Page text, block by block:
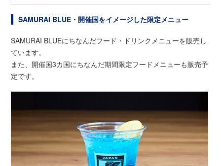
SAMURAI BLUE・開催国をイメージした限定メニュー
SAMURAI BLUEにちなんだフード・ドリンクメニューを販売し
ています。
また、開催国3カ国にちなんだ期間限定フードメニューも販売予
定です。